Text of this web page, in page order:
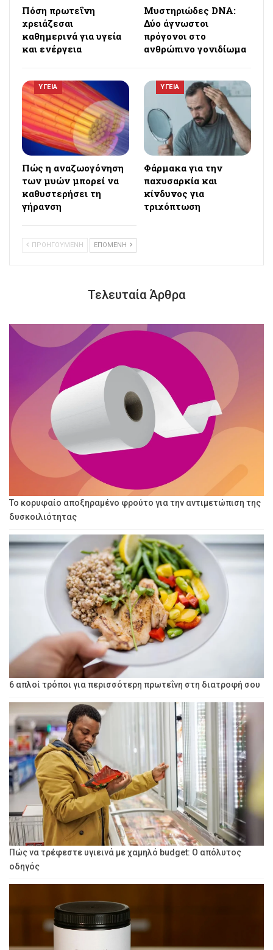
Πόση πρωτεΐνη
χρειάζεσαι
καθημερινά για υγεία
και ενέργεια
Μυστηριώδες DNA:
Δύο άγνωστοι
πρόγονοι στο
ανθρώπινο γονιδίωμα
ΥΓΕΙΑ
Πώς η αναζωογόνηση
των μυών μπορεί να
καθυστερήσει τη
γήρανση
ΥΓΕΙΑ
Φάρμακα για την
παχυσαρκία και
κίνδυνος για
τριχόπτωση
ΠΡΟΗΓΟΥΜΕΝΗ ΕΠΟΜΕΝΗ
Τελευταία Άρθρα
Το κορυφαίο αποξηραμένο φρούτο για την αντιμετώπιση της
δυσκοιλιότητας
6 απλοί τρόποι για περισσότερη πρωτεΐνη στη διατροφή σου
Πώς να τρέφεστε υγιεινά με χαμηλό budget: Ο απόλυτος
οδηγός